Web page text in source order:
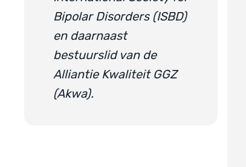
Bipolar Disorders (ISBD)
en daarnaast
bestuurslid van de
Alliantie Kwaliteit GGZ
(Akwa).